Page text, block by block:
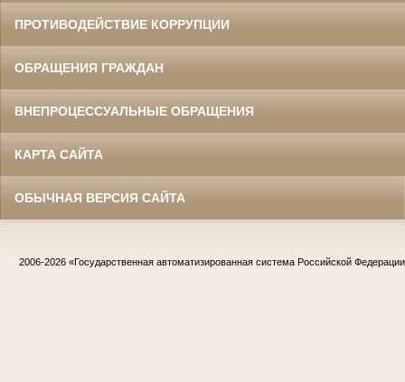
ПРОТИВОДЕЙСТВИЕ КОРРУПЦИИ
ОБРАЩЕНИЯ ГРАЖДАН
ВНЕПРОЦЕССУАЛЬНЫЕ ОБРАЩЕНИЯ
КАРТА САЙТА
ОБЫЧНАЯ ВЕРСИЯ САЙТА
2006-2026 «Государственная автоматизированная система Российской